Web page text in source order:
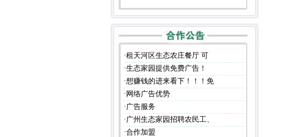
·租天河区生态农庄餐厅 可
·生态家园提供免费广告！
·想赚钱的进来看下！！！免
· 网络广告优势
·广告服务
·广州生态家园招聘农民工、
·合作加盟